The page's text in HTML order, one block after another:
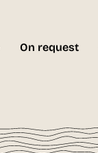
On request